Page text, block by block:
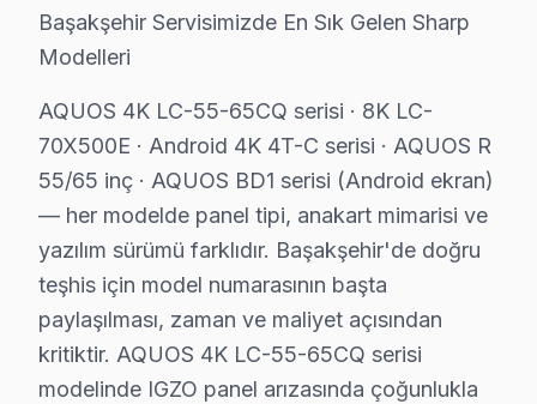
Başakşehir'de Sharp televizyon tamirinde garanti
Başakşehir servisinde işçilik garantisi: Sharp tamiri 6
bu marka parça garantisi: Başakşehir'de
Garanti belgesi: Her Başakşehir Sharp tamiri sonrası
Başakşehir servis sonrası erişim: "bu cihaz TV'min
Başakşehir'de Sharp Servis Karşılaştırma
Başakşehir'de Sharp servis talebini komşu bölgelerle
Metro ve TEM Otoyolu ulaşım ağı sayesinde
Başakşehir'nin Yeni şehir profili söz konusu model
Başakşehir Servisimizde En Sık Gelen Sharp
Modelleri
AQUOS 4K LC-55-65CQ serisi · 8K LC-
70X500E · Android 4K 4T-C serisi · AQUOS R
55/65 inç · AQUOS BD1 serisi (Android ekran)
— her modelde panel tipi, anakart mimarisi ve
yazılım sürümü farklıdır. Başakşehir'de doğru
teşhis için model numarasının başta
paylaşılması, zaman ve maliyet açısından
kritiktir. AQUOS 4K LC-55-65CQ serisi
modelinde IGZO panel arızasında çoğunlukla